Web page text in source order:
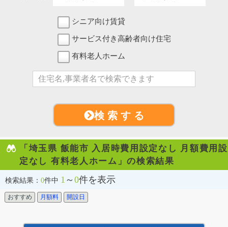
シニア向け賃貸
サービス付き高齢者向け住宅
有料老人ホーム
検 索 す る
「埼玉県 飯能市 入居時費用設定なし 月額費用設
定なし 有料老人ホーム」の検索結果
検索結果： 0件中 1 ～ 0件を表示
おすすめ 月額料 開設日